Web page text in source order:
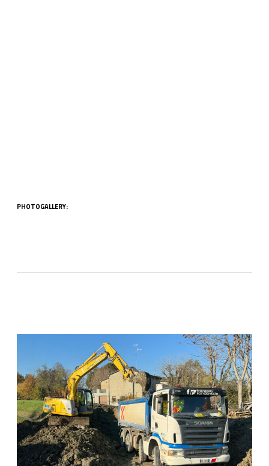
PHOTOGALLERY: